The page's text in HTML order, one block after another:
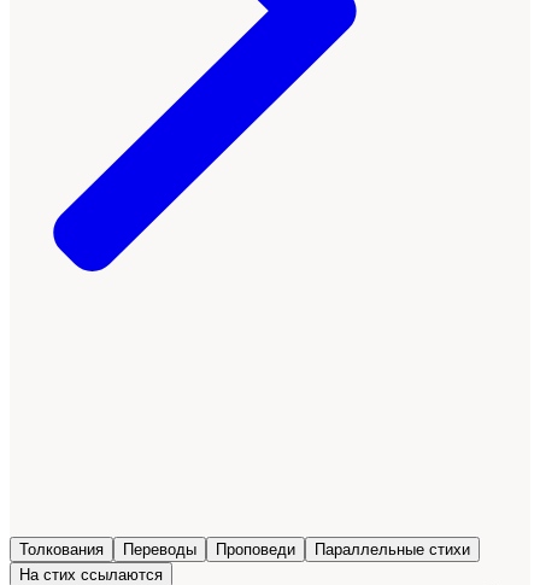
Толкования Переводы Проповеди
Параллельные стихи
На стих ссылаются